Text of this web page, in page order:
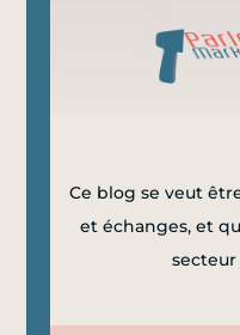
Ce blog se veut
et échanges, et